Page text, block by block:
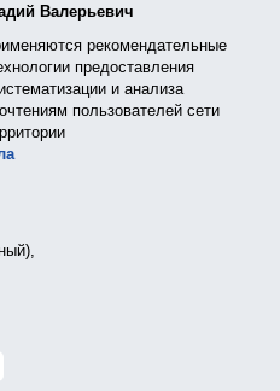
Валерьевич
рекомендательные
предоставления
и анализа
пользователей сети